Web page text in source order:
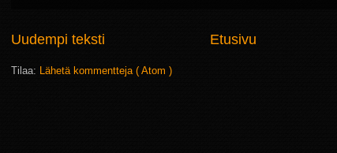
Uudempi teksti Etusivu
Tilaa: Lähetä kommentteja ( Atom )